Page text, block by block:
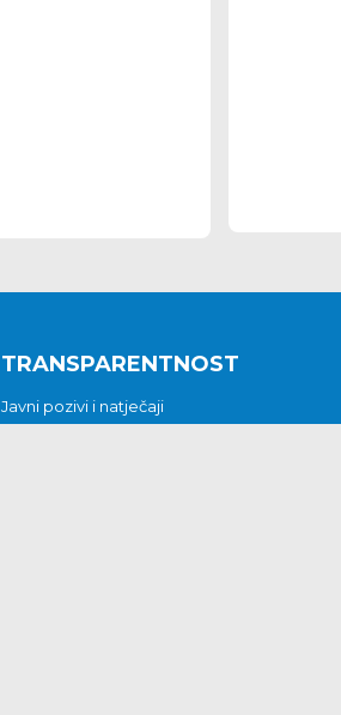
TRANSPARENTNOST
Javni pozivi i natječaji